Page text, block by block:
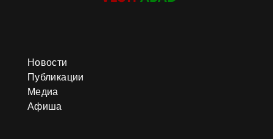
Новости
Публикации
Медиа
Афиша